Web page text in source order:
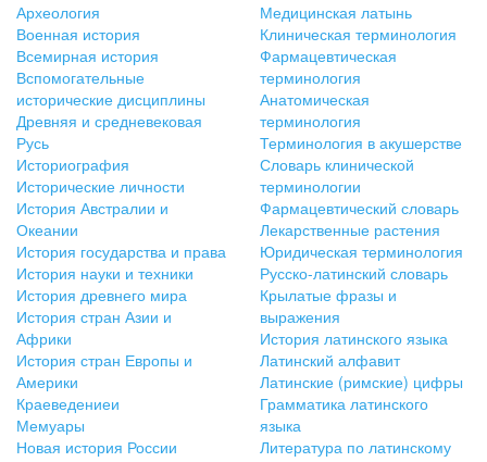
Археология
Военная история
Всемирная история
Вспомогательные
исторические дисциплины
Древняя и средневековая
Русь
Историография
Исторические личности
История Австралии и
Океании
История государства и права
История науки и техники
История древнего мира
История стран Азии и
Африки
История стран Европы и
Америки
Краеведениеи
Мемуары
Новая история России
Медицинская латынь
Клиническая терминология
Фармацевтическая
терминология
Анатомическая
терминология
Терминология в акушерстве
Словарь клинической
терминологии
Фармацевтический словарь
Лекарственные растения
Юридическая терминология
Русско-латинский словарь
Крылатые фразы и
выражения
История латинского языка
Латинский алфавит
Латинские (римские) цифры
Грамматика латинского
языка
Литература по латинскому